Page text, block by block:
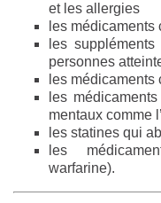
et les allergies
les médicaments
les
personnes
les
les
mentaux comme
les statines qui
les
warfarine).